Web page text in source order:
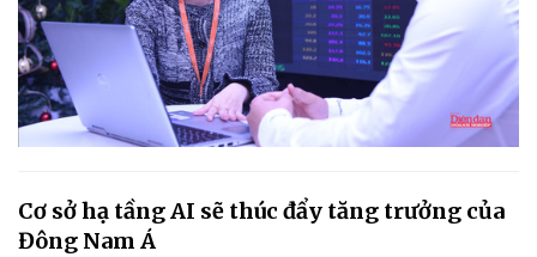
Cơ sở hạ tầng AI sẽ thúc đẩy tăng trưởng của
Đông Nam Á